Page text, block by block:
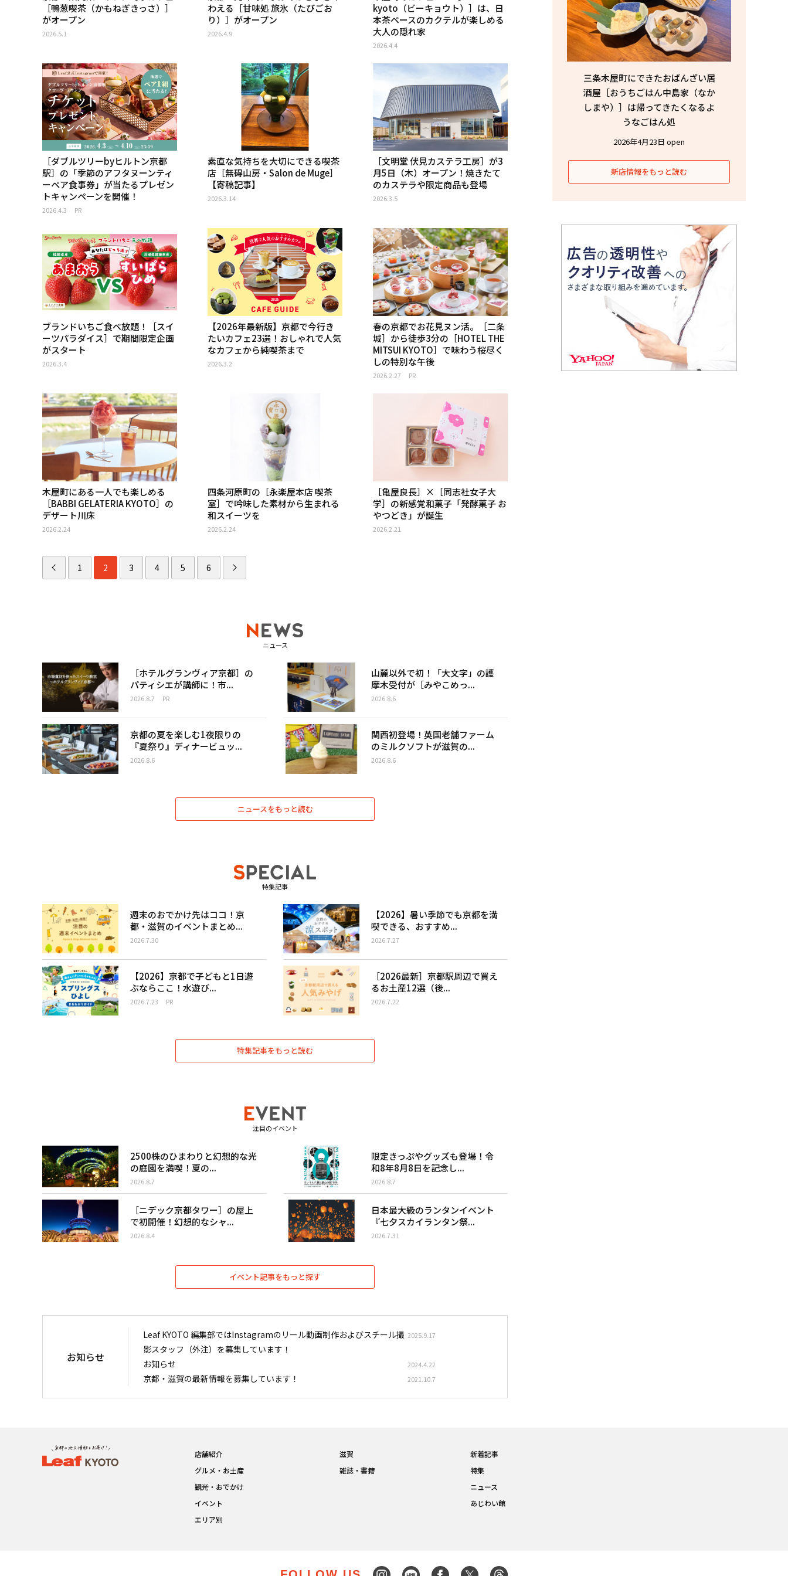
［鴨葱喫茶（かもねぎきっさ）］
がオープン
2026.5.1
わえる［甘味処 旅氷（たびごお
り）］がオープン
2026.4.9
kyoto（ビーキョウト）］は、日
本茶ベースのカクテルが楽しめる
大人の隠れ家
2026.4.4
［ダブルツリーbyヒルトン京都
駅］の「季節のアフタヌーンティ
ーペア食事券」が当たるプレゼン
トキャンペーンを開催！
2026.4.3 PR
素直な気持ちを大切にできる喫茶
店［無碍山房・Salon de Muge］
【寄稿記事】
2026.3.14
［文明堂 伏見カステラ工房］が3
月5日（木）オープン！焼きたて
のカステラや限定商品も登場
2026.3.5
ブランドいちご食べ放題！［スイ
ーツパラダイス］で期間限定企画
がスタート
2026.3.4
【2026年最新版】京都で今行き
たいカフェ23選！おしゃれで人気
なカフェから純喫茶まで
2026.3.2
春の京都でお花見ヌン活。［二条
城］から徒歩3分の［HOTEL THE
MITSUI KYOTO］で味わう桜尽く
しの特別な午後
2026.2.27 PR
木屋町にある一人でも楽しめる
［BABBI GELATERIA KYOTO］の
デザート川床
2026.2.24
四条河原町の［永楽屋本店 喫茶
室］で吟味した素材から生まれる
和スイーツを
2026.2.24
［亀屋良長］×［同志社女子大
学］の新感覚和菓子「発酵菓子 お
やつどき」が誕生
2026.2.21
1 2 3 4 5 6
ニュース
［ホテルグランヴィア京都］の
パティシエが講師に！市...
2026.8.7 PR
山麓以外で初！「大文字」の護
摩木受付が［みやこめっ...
2026.8.6
京都の夏を楽しむ1夜限りの
『夏祭り』ディナービュッ...
2026.8.6
関西初登場！英国老舗ファーム
のミルクソフトが滋賀の...
2026.8.6
ニュースをもっと読む
特集記事
週末のおでかけ先はココ！京
都・滋賀のイベントまとめ...
2026.7.30
【2026】暑い季節でも京都を満
喫できる、おすすめ...
2026.7.27
【2026】京都で子どもと1日遊
ぶならここ！水遊び...
2026.7.23 PR
［2026最新］京都駅周辺で買え
るお土産12選（後...
2026.7.22
特集記事をもっと読む
注目のイベント
2500株のひまわりと幻想的な光
の庭園を満喫！夏の...
2026.8.7
限定きっぷやグッズも登場！令
和8年8月8日を記念し...
2026.8.7
［ニデック京都タワー］の屋上
で初開催！幻想的なシャ...
2026.8.4
日本最大級のランタンイベント
『七夕スカイランタン祭...
2026.7.31
イベント記事をもっと探す
三条木屋町にできたおばんざい居
酒屋［おうちごはん中島家（なか
しまや）］は帰ってきたくなるよ
うなごはん処
2026年4月23日 open
新店情報をもっと読む
お知らせ
Leaf KYOTO 編集部ではInstagramのリール動画制作およびスチール撮
影スタッフ（外注）を募集しています！
2025.9.17
お知らせ 2024.4.22
京都・滋賀の最新情報を募集しています！ 2021.10.7
店舗紹介
グルメ・お土産
観光・おでかけ
イベント
エリア別
滋賀
雑誌・書籍
新着記事
特集
ニュース
あじわい館